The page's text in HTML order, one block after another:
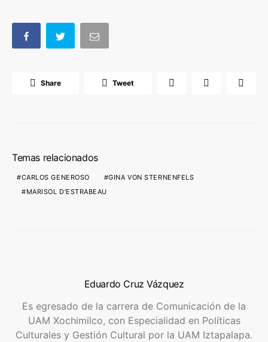
Share Tweet
Temas relacionados
CARLOS GENEROSO
GINA VON STERNENFELS
MARISOL D’ESTRABEAU
Eduardo Cruz Vázquez
Es egresado de la carrera de Comunicación de la
UAM Xochimilco, con Especialidad en Políticas
Culturales y Gestión Cultural por la UAM Iztapalapa.